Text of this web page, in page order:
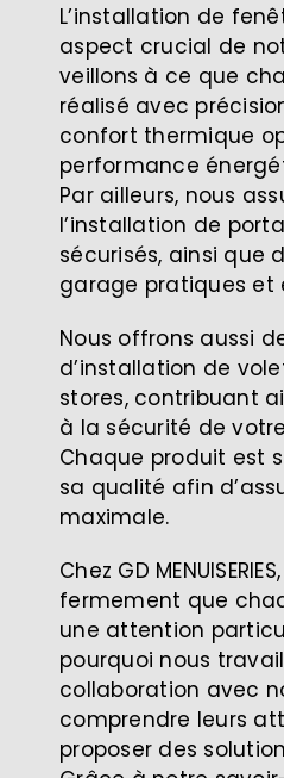
L’installation de
aspect crucial de
veillons à ce que
réalisé avec
confort thermique
performance
Par ailleurs, nous
l’installation de
sécurisés, ainsi que
garage pratiques et
Nous offrons aussi
d’installation de
stores, contribuant
à la sécurité de
Chaque produit est
sa qualité afin
maximale.
Chez GD
fermement que
une attention
pourquoi nous
collaboration avec
comprendre leurs
proposer des